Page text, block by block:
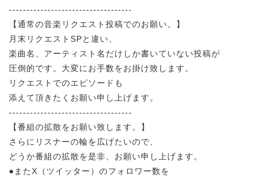
-----------------------------------
【通常の音楽リクエスト投稿でのお願い。】
月末リクエストSPと違い、
楽曲名、アーティスト名だけしか書いていない投稿が
圧倒的です。大変にお手数をお掛け致します。
リクエストでのエピソードも
添えて頂きたくお願い申し上げます。
-----------------------------------
【番組の拡散をお願い致します。】
さらにリスナーの輪を広げたいので、
どうか番組の拡散を是非、お願い申し上げます。
●またX（ツイッター）のフォロワー数を